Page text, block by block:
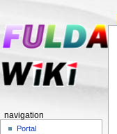
navigation
Portal